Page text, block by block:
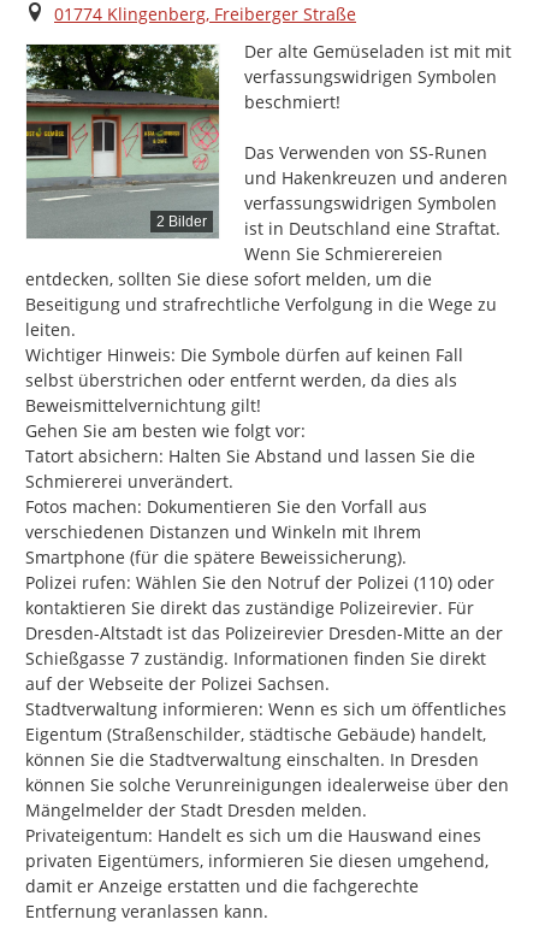
Ort
01774 Klingenberg, Freiberger Straße
2 Bilder
Der alte Gemüseladen ist mit mit
verfassungswidrigen Symbolen
beschmiert!
Das Verwenden von SS-Runen
und Hakenkreuzen und anderen
verfassungswidrigen Symbolen
ist in Deutschland eine Straftat.
Wenn Sie Schmierereien
entdecken, sollten Sie diese sofort melden, um die
Beseitigung und strafrechtliche Verfolgung in die Wege zu
leiten.
Wichtiger Hinweis: Die Symbole dürfen auf keinen Fall
selbst überstrichen oder entfernt werden, da dies als
Beweismittelvernichtung gilt!
Gehen Sie am besten wie folgt vor:
Tatort absichern: Halten Sie Abstand und lassen Sie die
Schmiererei unverändert.
Fotos machen: Dokumentieren Sie den Vorfall aus
verschiedenen Distanzen und Winkeln mit Ihrem
Smartphone (für die spätere Beweissicherung).
Polizei rufen: Wählen Sie den Notruf der Polizei (110) oder
kontaktieren Sie direkt das zuständige Polizeirevier. Für
Dresden-Altstadt ist das Polizeirevier Dresden-Mitte an der
Schießgasse 7 zuständig. Informationen finden Sie direkt
auf der Webseite der Polizei Sachsen.
Stadtverwaltung informieren: Wenn es sich um öffentliches
Eigentum (Straßenschilder, städtische Gebäude) handelt,
können Sie die Stadtverwaltung einschalten. In Dresden
können Sie solche Verunreinigungen idealerweise über den
Mängelmelder der Stadt Dresden melden.
Privateigentum: Handelt es sich um die Hauswand eines
privaten Eigentümers, informieren Sie diesen umgehend,
damit er Anzeige erstatten und die fachgerechte
Entfernung veranlassen kann.